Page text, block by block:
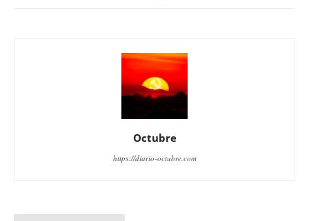
Octubre
https://diario-octubre.com